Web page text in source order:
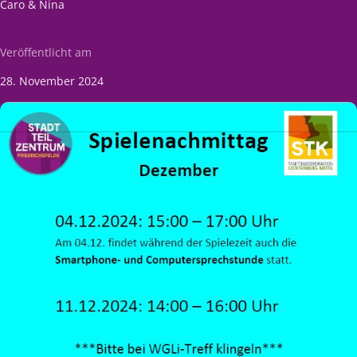
Caro & Nina
Veröffentlicht am
28. November 2024